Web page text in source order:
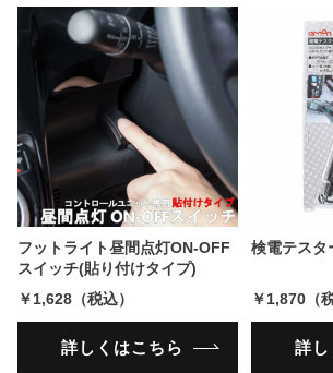
フットライト昼間点灯ON-OFF
スイッチ(貼り付けタイプ)
￥1,628（税込）
詳しくはこちら
検電テスタ
￥1,870（
詳し